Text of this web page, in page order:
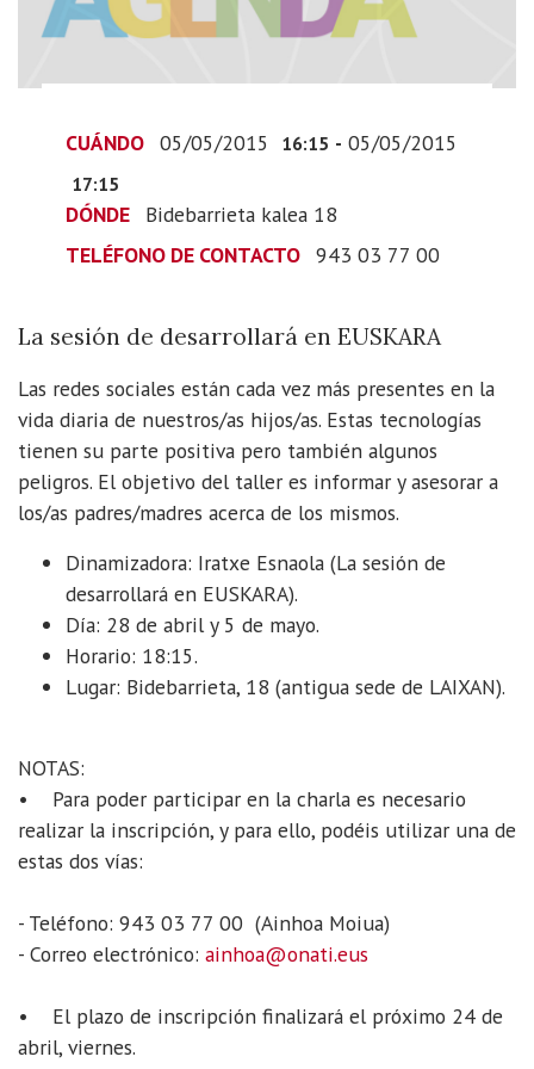
05T18:15:00+02:00
2015-
desarrollará
CUÁNDO 05/05/2015 16:15 - 05/05/2015
17:15
DÓNDE
Bidebarrieta kalea 18
TELÉFONO DE CONTACTO 943 03 77 00
La sesión de desarrollará en EUSKARA
Las redes sociales están cada vez más presentes en la
vida diaria de nuestros/as hijos/as. Estas tecnologías
tienen su parte positiva pero también algunos
peligros. El objetivo del taller es informar y asesorar a
los/as padres/madres acerca de los mismos.
Dinamizadora: Iratxe Esnaola (La sesión de
desarrollará en EUSKARA).
Día: 28 de abril y 5 de mayo.
Horario: 18:15.
Lugar: Bidebarrieta, 18 (antigua sede de LAIXAN).
NOTAS:
• Para poder participar en la charla es necesario
realizar la inscripción, y para ello, podéis utilizar una de
estas dos vías:
- Teléfono: 943 03 77 00 (Ainhoa Moiua)
- Correo electrónico: ainhoa@onati.eus
• El plazo de inscripción finalizará el próximo 24 de
abril, viernes.